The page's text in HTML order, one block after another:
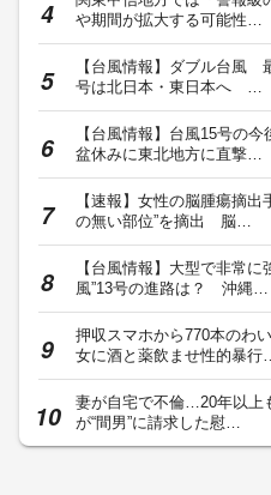
や期間が拡大する可能性…
【台風情報】ダブル台風
号は北日本・東日本へ …
【台風情報】台風15号の
盆休みに東北地方に直撃…
【速報】女性の脳腫瘍摘出
の無い部位”を摘出 脳…
【台風情報】大型で非常に
風”13号の進路は？ 沖縄…
押収スマホから770本のわ
女に酒と薬飲ませ性的暴行
妻が自宅で不倫…20年以上
が“間男”に請求した慰…